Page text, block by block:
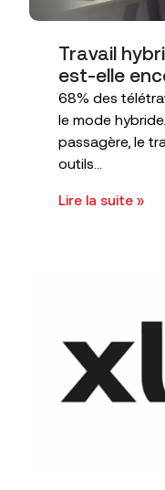
Travail
est-elle
68% des
le mode
passagère, le
outils...
Lire la suite »